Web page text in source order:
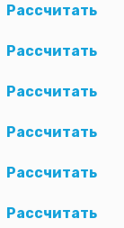
Рассчитать
Рассчитать
Рассчитать
Рассчитать
Рассчитать
Рассчитать